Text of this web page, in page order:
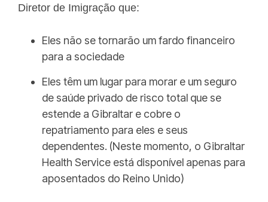
Diretor de Imigração que:
Eles não se tornarão um fardo financeiro
para a sociedade
Eles têm um lugar para morar e um seguro
de saúde privado de risco total que se
estende a Gibraltar e cobre o
repatriamento para eles e seus
dependentes. (Neste momento, o Gibraltar
Health Service está disponível apenas para
aposentados do Reino Unido)